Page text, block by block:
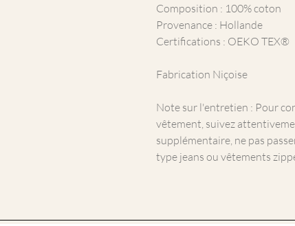
Composition : 100% coton
Provenance : Hollande
Certifications : OEKO TEX®
Fabrication Niçoise
Note sur l'entretien : Pour
vêtement, suivez
supplémentaire, ne pas
type jeans ou vêtements